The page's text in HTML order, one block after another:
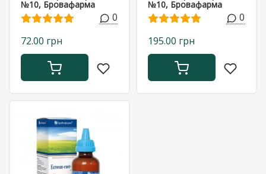
№10, Бровафарма
0
72.00 грн
№10, Бровафарма
0
195.00 грн